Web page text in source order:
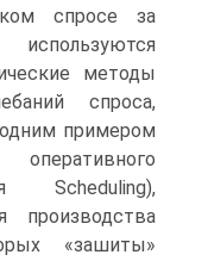
спросе за
методы
спроса,
примером
Scheduling),
производства
«зашиты»